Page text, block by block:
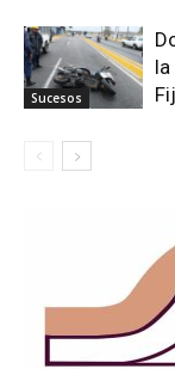
Sucesos